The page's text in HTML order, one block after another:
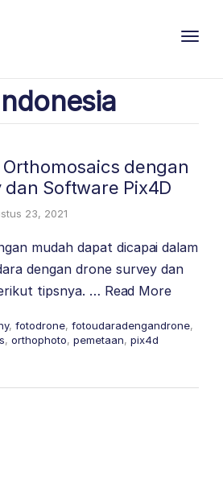
dengan
dan Software Pix4D
23, 2021
mudah dapat dicapai dalam
dengan drone survey dan
tipsnya. … Read More
, fotodrone, fotoudaradengandrone,
, orthophoto, pemetaan, pix4d